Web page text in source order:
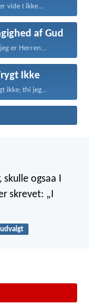
vide I ikke...
af Gud
er Herren...
Ikke
ikke; thi jeg...
ogsaa I
skrevet: „I
udvalgt